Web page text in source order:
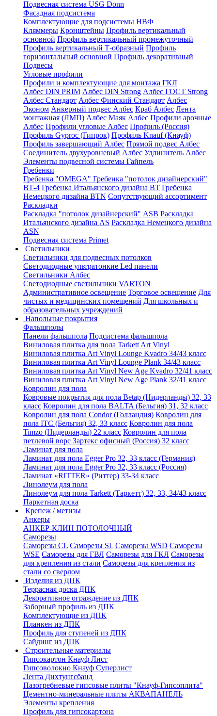
Подвесная система USG Donn
Фасадная подсистема
Комплектующие для подсистемы НВФ
Кляммеры Кронштейны Профиль вертикальный
основной Профиль вертикальный промежуточный
Профиль вертикальный Т-образный Профиль
горизонтальный основной Профиль декоративный
Подвесы
Угловые профили
Профили и комплектующие для монтажа ГКЛ
Албес DIN PRIM Албес DIN Strong Албес ГОСТ Strong
Албес Стандарт Албес Финский Стандарт Албес
Эконом Анкерный подвес Албес Краб Албес Лента
монтажная (ЛМП) Албес Маяк Албес Профили арочные
Албес Профили угловые Албес Профиль (Россия)
Профиль Gyproc (Гипрок) Профиль Knauf (Кнауф)
Профиль завершающий Албес Прямой подвес Албес
Соединитель двухуровневый Албес Удлинитель Албес
Элементы подвесной системы Гайпель
Гребенки
Гребенка "OMEGA" Гребенка "потолок дизайнерский"
ВТ-4 Гребенка Итальянского дизайна BT Гребенка
Немецкого дизайна ВТN Сопутствующий ассортимент
Раскладки
Раскладка "потолок дизайнерский" ASB Раскладка
Итальянского дизайна AS Раскладка Немецкого дизайна
АSN
Подвесная система Primet
Светильники
Светильники для подвесных потолков
Светодиодные ультратонкие Led панели
Светильники Албес
Светодиодные светильники VARTON
Административное освещение Торговое освещение Для
чистых и медицинских помещений Для школьных и
образовательных учреждений
Напольные покрытия
Фальшполы
Панели фальшпола Подсистема фальшпола
Виниловая плитка для пола Tarkett Art Vinyl
Виниловая плитка Art Vinyl Lounge Kvadro 34/43 класс
Виниловая плитка Art Vinyl Lounge Plank 34/43 класс
Виниловая плитка Art Vinyl New Age Kvadro 32/41 класс
Виниловая плитка Art Vinyl New Age Plank 32/41 класс
Ковролин для пола
Ковровые покрытия для пола Betap (Нидерланды) 32, 33
класс Ковролин для пола BALTA (Бельгия) 31, 32 класс
Ковролин для пола Condor (Голландия) Ковролин для
пола ITC (Бельгия) 32, 33 класс Ковролин для пола
Timzo (Нидерланды) 22 класс Ковролин для пола
петлевой ворс Зартекс офисный (Россия) 32 класс
Ламинат для пола
Ламинат для пола Egger Pro 32, 33 класс (Германия)
Ламинат для пола Egger Pro 32, 33 класс (Россия)
Ламинат «RITTER» (Риттер) 33-34 класс
Линолеум для пола
Линолеум для пола Tarkett (Таркетт) 32, 33, 34/43 класс
Паркетная доска
Крепеж / метизы
Анкеры
АНКЕР-КЛИН ПОТОЛОЧНЫЙ
Саморезы
Саморезы CL Саморезы SL Саморезы WSD Саморезы
WSE Саморезы для ГВЛ Саморезы для ГКЛ Саморезы
для крепления из стали Саморезы для крепления из
стали со сверлом
Изделия из ДПК
Террасная доска ДПК
Декоративное ограждение из ДПК
Заборный профиль из ДПК
Комплектующие из ДПК
Планкен из ДПК
Профиль для ступеней из ДПК
Сайдинг из ДПК
Строительные материалы
Гипсокартон Кнауф Лист
Гипсоволокно Кнауф Суперлист
Лента Дихтунгсбанд
Пазогребневые гипсовые плиты "Кнауф-Гипсоплита"
Цементно-минеральные плиты АКВАПАНЕЛЬ
Элементы крепления
Профиль для гипсокартона